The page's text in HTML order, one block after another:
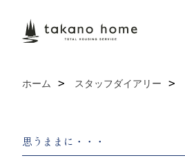
ホーム スタッフダイアリー
思うままに・・・